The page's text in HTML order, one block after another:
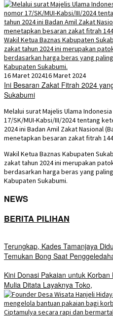
16 Maret 202416 Maret 2024
Ini Besaran Zakat Fitrah 2024
Sukabumi
Melalui surat Majelis Ulama
17/SK/MUI-Kabsi/III/2024 tentang
2024 ini Badan Amil Zakat Nasional
menetapkan besaran zakat fitrah
Wakil Ketua Baznas Kabupaten
zakat tahun 2024 ini merupakan
berdasarkan harga beras yang
Kabupaten Sukabumi.
NEWS
BERITA PILIHAN
Terungkap, Kades Tamanjaya
Temukan Bong Saat
Kini Donasi Pakaian untuk
Mulia Ditata Layaknya Toko,